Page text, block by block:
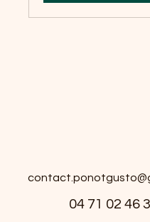
contact.ponotgusto@
04 71 02 46